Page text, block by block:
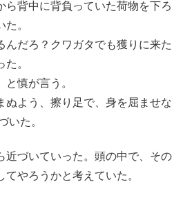
ら背中に背負っていた荷物を下ろ
。
んだろ？クワガタでも獲りに来た
。
と慎が言う。
ぬよう、擦り足で、身を屈ませな
いた。
近づいていった。頭の中で、その
やろうかと考えていた。